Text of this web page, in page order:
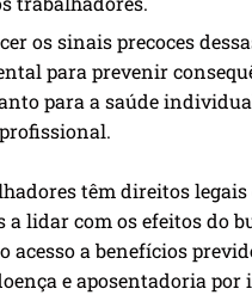
os sinais precoces
para prevenir
para a saúde
têm direitos legais
a lidar com os efeitos do
acesso a benefícios
e aposentadoria por